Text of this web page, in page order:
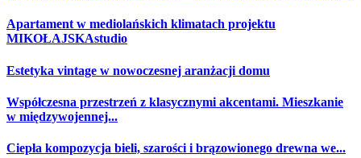
Apartament w mediolańskich klimatach projektu
MIKOŁAJSKAstudio
Estetyka vintage w nowoczesnej aranżacji domu
Współczesna przestrzeń z klasycznymi akcentami. Mieszkanie
w międzywojennej...
Ciepła kompozycja bieli, szarości i brązowionego drewna we...